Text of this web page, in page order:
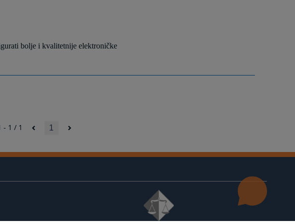
bolje i kvalitetnije elektroničke
- 1 / 1 1